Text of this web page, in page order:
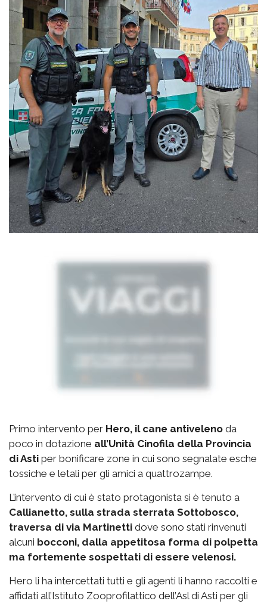
Primo intervento per Hero, il cane antiveleno da
poco in dotazione all’Unità Cinofila della Provincia
di Asti per bonificare zone in cui sono segnalate esche
tossiche e letali per gli amici a quattrozampe.
L’intervento di cui è stato protagonista si è tenuto a
Callianetto, sulla strada sterrata Sottobosco,
traversa di via Martinetti dove sono stati rinvenuti
alcuni bocconi, dalla appetitosa forma di polpetta
ma fortemente sospettati di essere velenosi.
Hero li ha intercettati tutti e gli agenti li hanno raccolti e
affidati all’Istituto Zooprofilattico dell’Asl di Asti per gli